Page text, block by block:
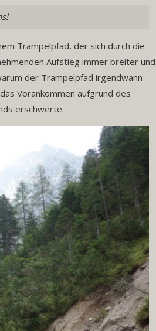
Trampelpfad, der sich durch die
Aufstieg immer breiter und
der Trampelpfad irgendwann
Vorankommen aufgrund des
erschwerte.